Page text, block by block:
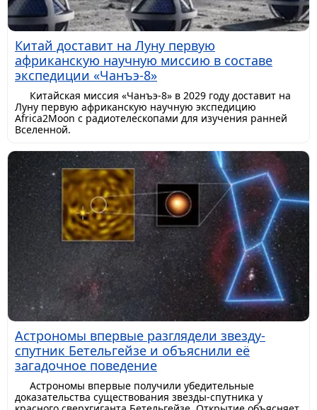
Китай доставит на Луну первую
африканскую научную миссию в составе
экспедиции «Чанъэ-8»
Китайская миссия «Чанъэ-8» в 2029 году доставит на
Луну первую африканскую научную экспедицию
Africa2Moon с радиотелескопами для изучения ранней
Вселенной.
Астрономы впервые разглядели звезду-
спутник Бетельгейзе и объяснили её
загадочное поведение
Астрономы впервые получили убедительные
доказательства существования звезды-спутника у